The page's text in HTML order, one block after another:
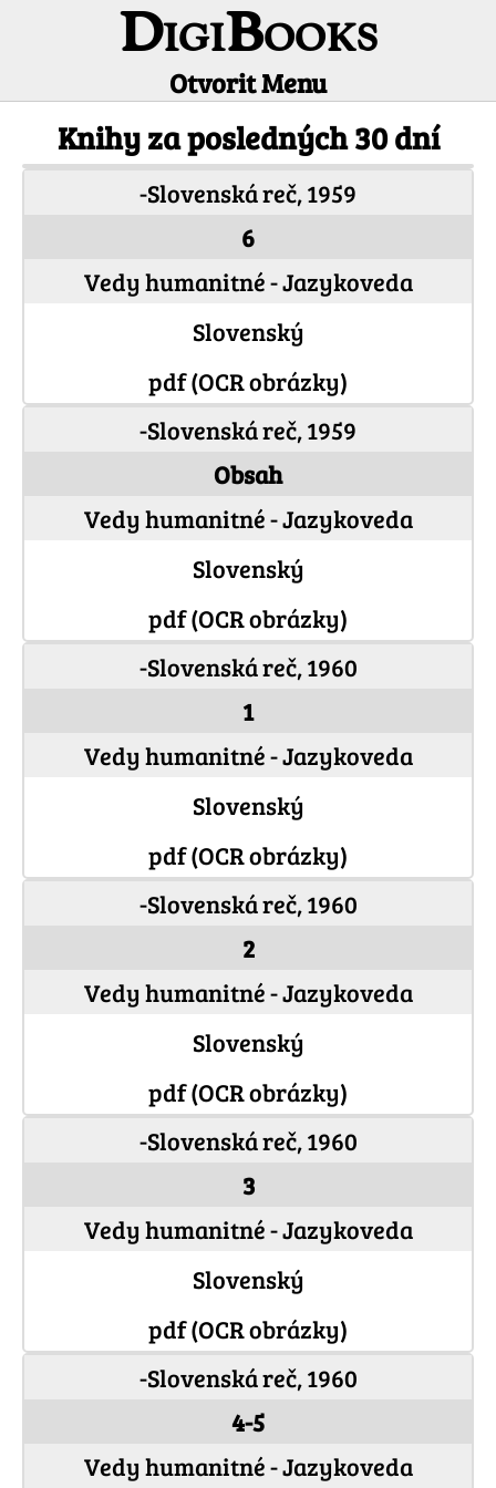
DigiBooks
Otvorit Menu
Knihy za posledných 30 dní
-Slovenská reč, 1959
6
Vedy humanitné - Jazykoveda
Slovenský
pdf (OCR obrázky)
-Slovenská reč, 1959
Obsah
Vedy humanitné - Jazykoveda
Slovenský
pdf (OCR obrázky)
-Slovenská reč, 1960
1
Vedy humanitné - Jazykoveda
Slovenský
pdf (OCR obrázky)
-Slovenská reč, 1960
2
Vedy humanitné - Jazykoveda
Slovenský
pdf (OCR obrázky)
-Slovenská reč, 1960
3
Vedy humanitné - Jazykoveda
Slovenský
pdf (OCR obrázky)
-Slovenská reč, 1960
4-5
Vedy humanitné - Jazykoveda